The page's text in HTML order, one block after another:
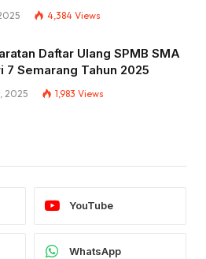
4,384 Views
Daftar Ulang SPMB SMA
7 Semarang Tahun 2025
2025 1,983 Views
YouTube
WhatsApp